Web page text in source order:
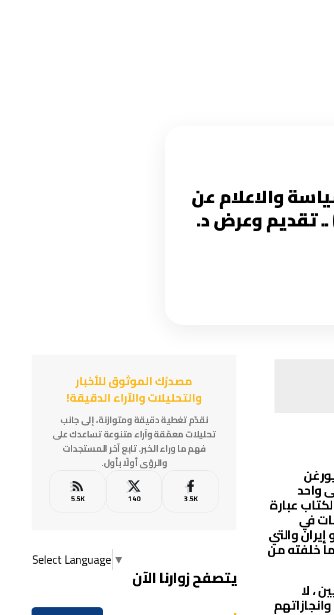
السياسة والاعلام عن
.. بقلم: يورجن تودينهوفر (2) .. تقديم وعرض د.
يورغن
ويحتوي على واحد
عبارة
في
والتي
خلفته من
، لا
مصدرُك الموثوق للأخبار
والتحليلات والآراء الدقيقة!
نقدّم تغطية دقيقة ومتوازنة، إلى جانب
تحليلات معمّقة وآراء متنوعة تساعدك على
فهم ما وراء الخبر. تابع آخر المستجدات
والرؤى أولًا بأول.
3.5K
140
5.5K
Select Language ▼
يتصفح زوارنا الآن